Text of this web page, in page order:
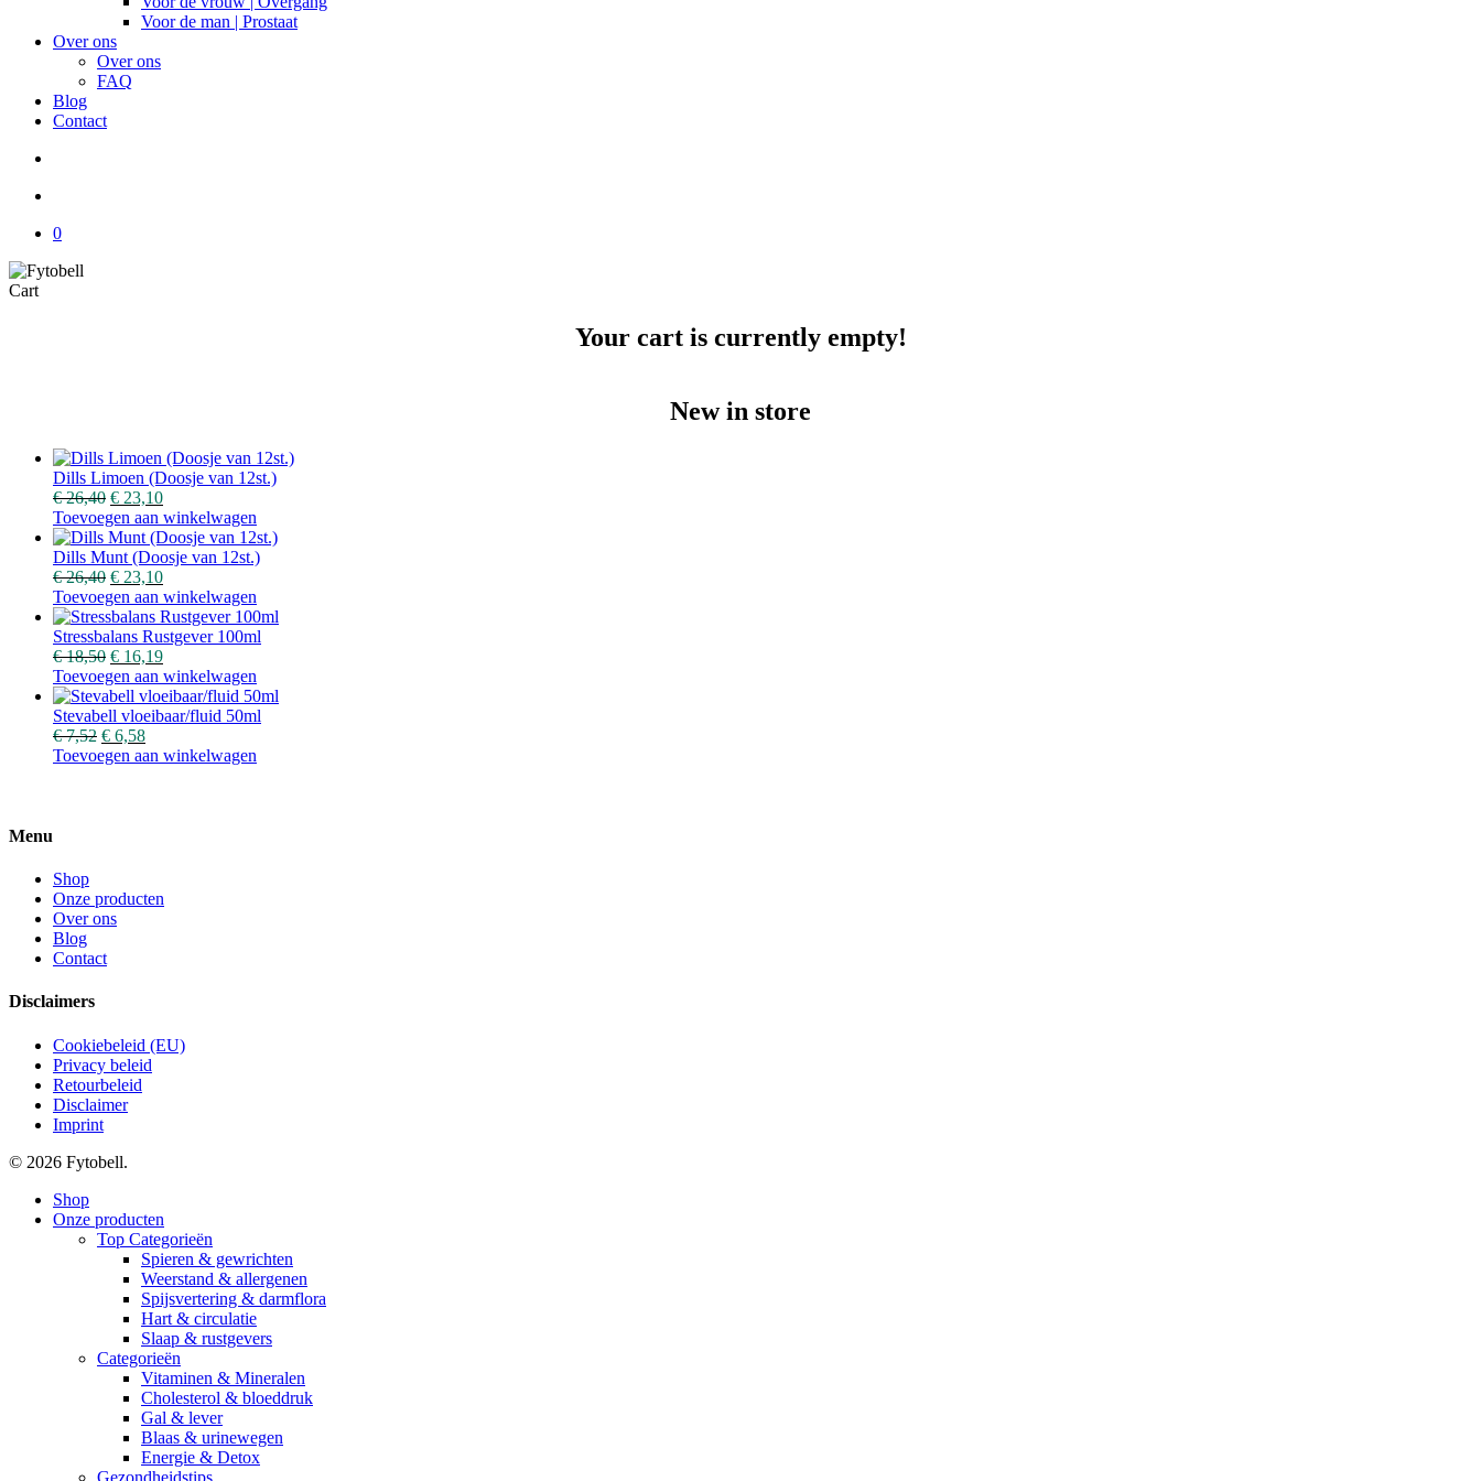
Voor de man | Prostaat
Over ons
Over ons
FAQ
Blog
Contact
0
CartClose
Your cart is currently empty!
New in store
Dills Limoen (Doosje van 12st.)
€26,40 € 23,10
Toevoegen aan winkelwagen
Dills Munt (Doosje van 12st.)
€26,40 € 23,10
Toevoegen aan winkelwagen
Stressbalans Rustgever 100ml
€18,50 € 16,19
Toevoegen aan winkelwagen
Stevabell vloeibaar/fluid 50ml
€7,52 € 6,58
Toevoegen aan winkelwagen
Menu
Shop
Onze producten
Over ons
Blog
Contact
Disclaimers
Cookiebeleid (EU)
Privacy beleid
Retourbeleid
Disclaimer
Imprint
© 2026 Fytobell.
Close
Menu
Shop
Onze producten
Top Categorieën
Spieren & gewrichten
Weerstand & allergenen
Spijsvertering & darmflora
Hart & circulatie
Slaap & rustgevers
Categorieën
Vitaminen & Mineralen
Cholesterol & bloeddruk
Gal & lever
Blaas & urinewegen
Energie & Detox
Gezondheidstips